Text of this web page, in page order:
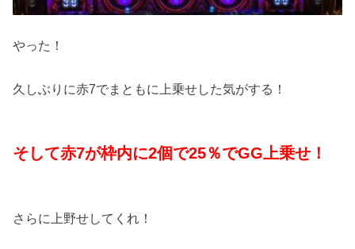
やった！
久しぶりに赤7でまともに上乗せした気がする！
そして赤7が枠内に2個で25％でGG上乗せ！
さらに上野せしてくれ！